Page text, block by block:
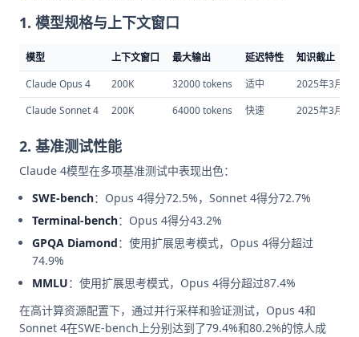
1. 模型规格与上下文窗口
模型 上下文窗口 最大输出 延迟特性
知识截止
Claude Opus 4
200K 32000 tokens 适中
2025年3月
Claude Sonnet 4
200K 64000 tokens 快速 2025年3月
2. 基准测试性能
Claude 4模型在多项基准测试中表现出色：
SWE-bench：Opus 4得分72.5%，Sonnet 4得分72.7%
Terminal-bench：Opus 4得分43.2%
GPQA Diamond：使用扩展思考模式，Opus 4得分超过
74.9%
MMLU：使用扩展思考模式，Opus 4得分超过87.4%
在高计算资源配置下，通过并行采样和验证测试，Opus 4和
Sonnet 4在SWE-bench上分别达到了79.4%和80.2%的惊人成